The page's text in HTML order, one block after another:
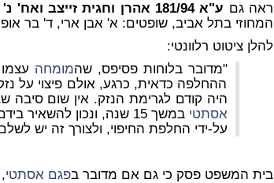
ראה גם ע"א 181/94 אהרן וחגית זייצב ואח' נ' אזורים בניין (1965) בע"מ ואח',
המחוזי בתל אביב, שופטים: א' אבן ארי, ד' בר
להלן ציטוט רלוונטי:
"מדובר בלוחות פסיפס, שהמומחה
ההחלפה כדאית, כרגע, אולם פיצוי על
היה קודם לגרימת הנזק. אין שום
אסתטי במשך 15 שנה, ונכון להשאיר בידם את ה
על-ידי החלפת החיפוי, ולצורך זה יש
בית המשפט פסק כי גם אם מדובר בפגם אסתטי